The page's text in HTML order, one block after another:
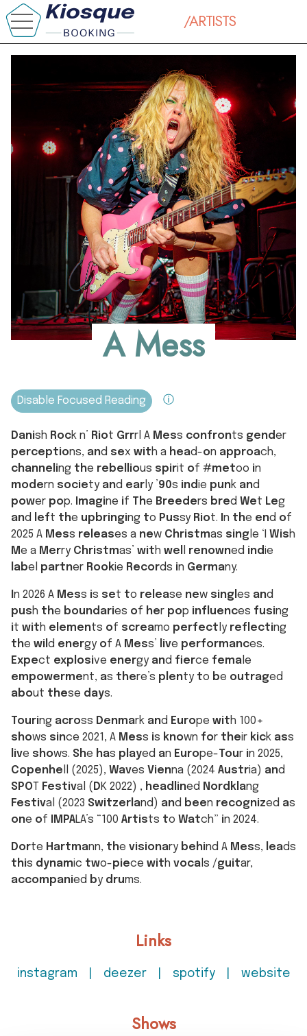
/ARTISTS
A Mess
ⓘ
Danish Rock n’ Riot Grrrl A Mess confronts gender
perceptions, and sex with a head-on approach,
channeling the rebellious spirit of #metoo in
modern society and ear ly ’90s indie punk and
power pop. Imagine if The Breeders bred Wet Leg
and left the upbringing to Pussy Riot. n the end of
2025 A Mess releases a new Christmas sing le ‘I Wish
Me a Merry Christmas’ with wel renowned indie
label partner Rookie Records in Germany.
n 2026 A Mess is set to release new singl es and
push the boundaries of her pop influences fusing
it with elements of screamo perfect ly reflecting
the wil d energy of A Mess’ live performances.
Expect explosive energy and fierce fema le
empowerment, as there’s plenty to be outraged
about these days.
Touring across Denmark and Europe with 100+
shows since 2021, A Mess is known for their kick ass
live shows. She has played an Europe-Tour in 2025,
Copenhe ll (2025), Waves Vienna (2024 Austria) and
SPOT Festival ( DK 2022) , headlined Nordklang
Festival (2023 Switzerland) and been recognized as
one of IMPALA’s “100 Artists to Watch” in 2024.
Dorte Hartmann, the visionary behind A Mess, leads
this dynamic two-piece with voca ls /guitar,
accompanied by drums.
Links
instagram deezer spotify website
Shows